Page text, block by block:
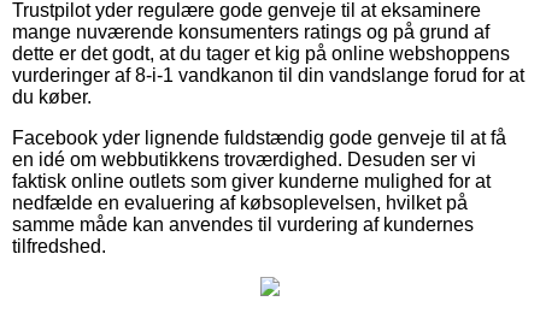
Trustpilot yder regulære gode genveje til at eksaminere
mange nuværende konsumenters ratings og på grund af
dette er det godt, at du tager et kig på online webshoppens
vurderinger af 8-i-1 vandkanon til din vandslange forud for at
du køber.
Facebook yder lignende fuldstændig gode genveje til at få
en idé om webbutikkens troværdighed. Desuden ser vi
faktisk online outlets som giver kunderne mulighed for at
nedfælde en evaluering af købsoplevelsen, hvilket på
samme måde kan anvendes til vurdering af kundernes
tilfredshed.